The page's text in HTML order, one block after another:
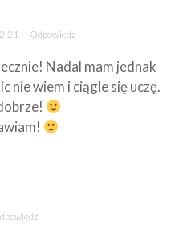
— Odpowiedz
Nadal mam jednak
nie wiem i ciągle się uczę.